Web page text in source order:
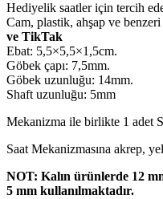
Hediyelik saatler için tercih
Cam, plastik, ahşap ve
ve TikTak
Ebat: 5,5×5,5×1,5cm.
Göbek çapı: 7,5mm.
Göbek uzunluğu: 14mm.
Shaft uzunluğu: 5mm
Mekanizma ile birlikte 1 adet
Saat Mekanizmasına akrep,
NOT: Kalın ürünlerde 12
5 mm kullanılmaktadır.